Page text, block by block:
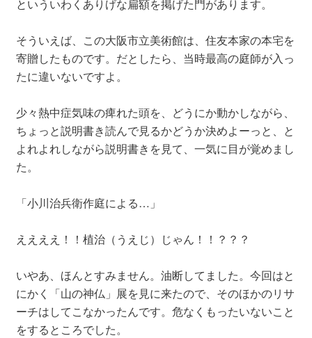
といういわくありげな扁額を掲げた門があります。
そういえば、この大阪市立美術館は、住友本家の本宅を
寄贈したものです。だとしたら、当時最高の庭師が入っ
たに違いないですよ。
少々熱中症気味の痺れた頭を、どうにか動かしながら、
ちょっと説明書き読んで見るかどうか決めよーっと、と
よれよれしながら説明書きを見て、一気に目が覚めまし
た。
「小川治兵衛作庭による…」
ええええ！！植治（うえじ）じゃん！！？？？
いやあ、ほんとすみません。油断してました。今回はと
にかく「山の神仏」展を見に来たので、そのほかのリサ
ーチはしてこなかったんです。危なくもったいないこと
をするところでした。